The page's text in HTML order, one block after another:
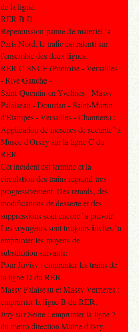
de la ligne.
RER B D :
Repercussion panne de materiel `a
Paris Nord, le trafic est ralenti sur
l'ensemble des deux lignes.
RER C SNCF (Pontoise - Versailles
- Rive Gauche -
Saint-Quentin-en-Yvelines - Massy-
Palaiseau - Dourdan - Saint-Martin
d'Etampes - Versailles - Chantiers) :
Application de mesures de securite `a
Musee d'Orsay sur la ligne C du
RER.
Cet incident est termine et la
circulation des trains reprend tres
progressivement. Des retards, des
modifications de desserte et des
suppressions sont encore `a prevoir.
Les voyageurs sont toujours invites `a
emprunter les moyens de
substitution suivants:
Pour Juvisy : emprunter les trains de
la ligne D du RER.
Massy Palaiseau et Massy Verrieres :
emprunter la ligne B du RER.
Ivry sur Seine : emprunter la ligne 7
du metro direction Mairie d'Ivry.